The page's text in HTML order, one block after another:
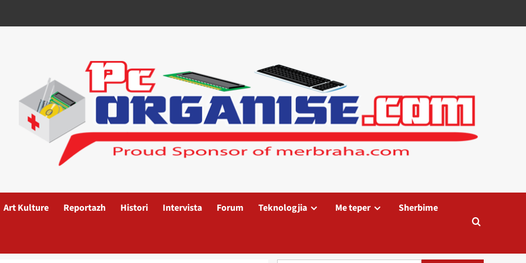
Art Kulture Reportazh Histori Intervista Forum Teknologjia Me teper Sherbime